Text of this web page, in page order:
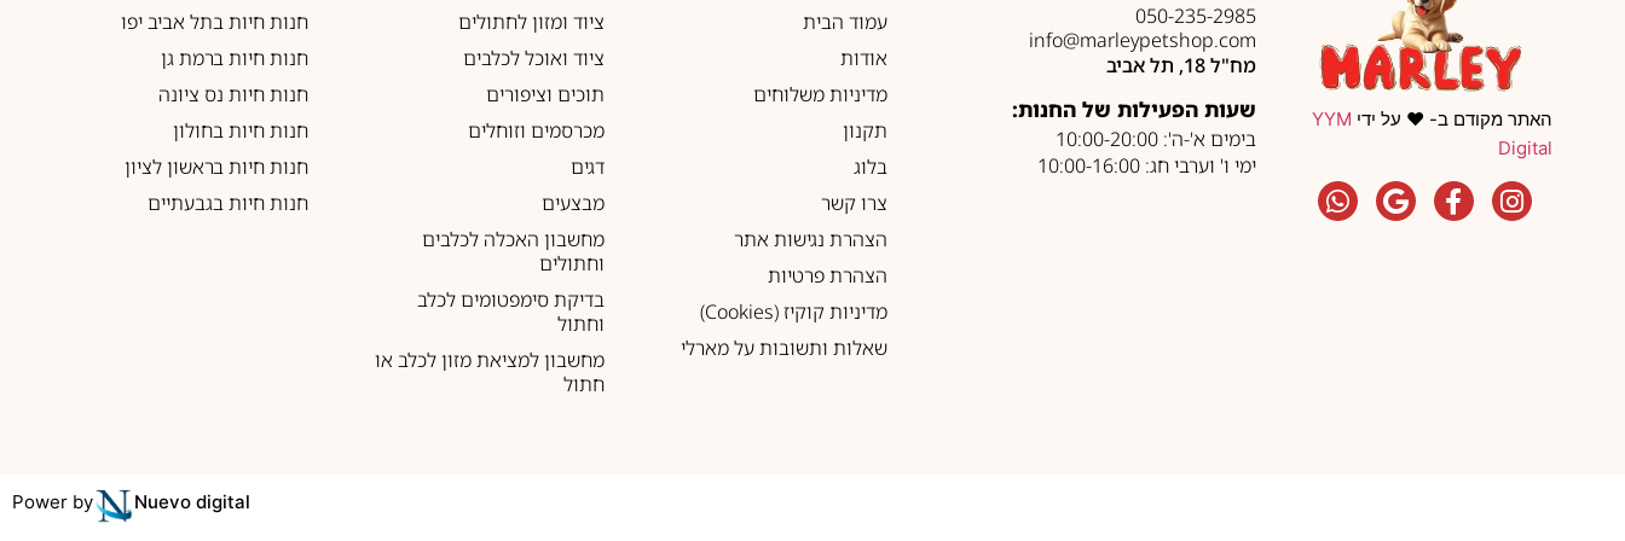
האתר מקודם ב- ❤️ על ידי YYM
Digital
050-235-2985
info@marleypetshop.com
מח"ל 18, תל אביב
שעות הפעילות של החנות:
בימים א'-ה': 10:00-20:00
ימי ו' וערבי חג: 10:00-16:00
עמוד הבית
אודות
מדיניות משלוחים
תקנון
בלוג
צרו קשר
הצהרת נגישות אתר
הצהרת פרטיות
מדיניות קוקיז (Cookies)
שאלות ותשובות על מארלי
ציוד ומזון לחתולים
ציוד ואוכל לכלבים
תוכים וציפורים
מכרסמים וזוחלים
דגים
מבצעים
מחשבון האכלה לכלבים
וחתולים
בדיקת סימפטומים לכלב
וחתול
מחשבון למציאת מזון לכלב או
חתול
חנות חיות בתל אביב יפו
חנות חיות ברמת גן
חנות חיות נס ציונה
חנות חיות בחולון
חנות חיות בראשון לציון
חנות חיות בגבעתיים
Power by Nuevo digital